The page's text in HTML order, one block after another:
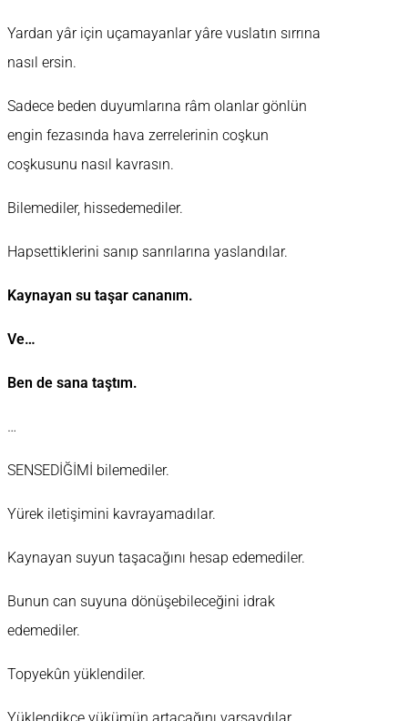
Yardan yâr için uçamayanlar yâre vuslatın sırrına
nasıl ersin.
Sadece beden duyumlarına râm olanlar gönlün
engin fezasında hava zerrelerinin coşkun
coşkusunu nasıl kavrasın.
Bilemediler, hissedemediler.
Hapsettiklerini sanıp sanrılarına yaslandılar.
Kaynayan su taşar cananım.
Ve…
Ben de sana taştım.
…
SENSEDİĞİMİ bilemediler.
Yürek iletişimini kavrayamadılar.
Kaynayan suyun taşacağını hesap edemediler.
Bunun can suyuna dönüşebileceğini idrak
edemediler.
Topyekûn yüklendiler.